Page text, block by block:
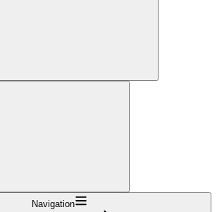
Navigation